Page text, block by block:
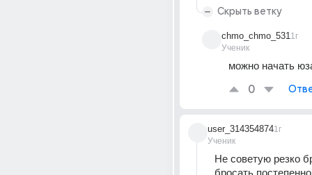
Скрыть ветку
chmo_chmo_531
Ученик
1г
можно начать
0
user_314354874
Ученик
1г
Не советую резко
бросать